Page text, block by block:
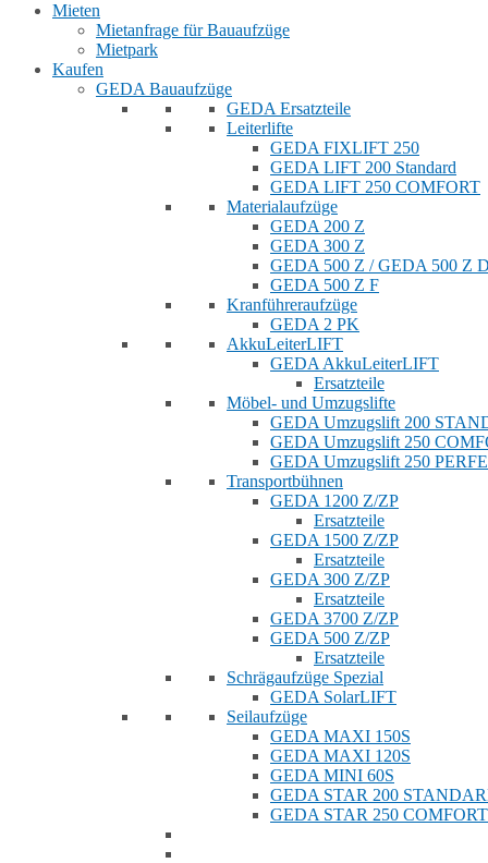
Mieten
Mietanfrage für Bauaufzüge
Mietpark
Kaufen
GEDA Bauaufzüge
GEDA Ersatzteile
Leiterlifte
GEDA FIXLIFT 250
GEDA LIFT 200 Standard
GEDA LIFT 250 COMFORT
Materialaufzüge
GEDA 200 Z
GEDA 300 Z
GEDA 500 Z / GEDA 500 Z
GEDA 500 Z F
Kranführeraufzüge
GEDA 2 PK
AkkuLeiterLIFT
GEDA AkkuLeiterLIFT
Ersatzteile
Möbel- und Umzugslifte
GEDA Umzugslift 200
GEDA Umzugslift 250
GEDA Umzugslift 250
Transportbühnen
GEDA 1200 Z/ZP
Ersatzteile
GEDA 1500 Z/ZP
Ersatzteile
GEDA 300 Z/ZP
Ersatzteile
GEDA 3700 Z/ZP
GEDA 500 Z/ZP
Ersatzteile
Schrägaufzüge Spezial
GEDA SolarLIFT
Seilaufzüge
GEDA MAXI 150S
GEDA MAXI 120S
GEDA MINI 60S
GEDA STAR 200
GEDA STAR 250 COMFORT